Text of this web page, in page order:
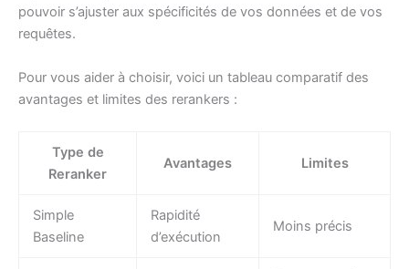
pouvoir s’ajuster aux spécificités de vos données et de vos
requêtes.
Pour vous aider à choisir, voici un tableau comparatif des
avantages et limites des rerankers :
Type de
Reranker
Avantages Limites
Simple
Baseline
Rapidité
d’exécution
Moins précis